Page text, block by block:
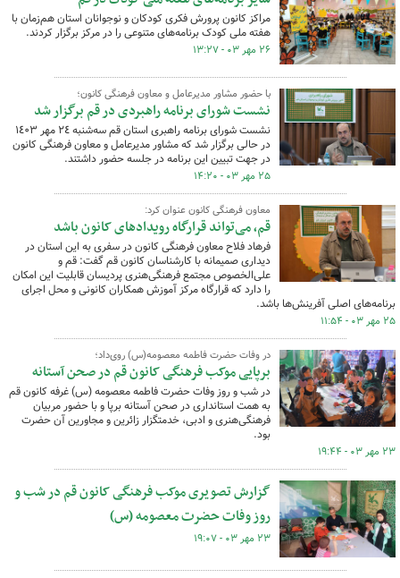
مراکز کانون پرورش فکری کودکان و نوجوانان استان هم‌زمان با
هفته ملی کودک برنامه‌های متنوعی را در مرکز برگزار کردند.
۲۶ مهر ۰۳ - ۱۳:۲۷
با حضور مشاور مدیرعامل و معاون فرهنگی کانون؛
نشست شورای برنامه راهبردی در قم برگزار شد
در حالی برگزار شد که مشاور مدیرعامل و معاون فرهنگی کانون
در جهت تبیین این برنامه در جلسه حضور داشتند.
۲۵ مهر ۰۳ - ۱۴:۲۰
معاون فرهنگی کانون عنوان کرد:
قم، می‌تواند قرارگاه رویدادهای کانون باشد
فرهاد فلاح معاون فرهنگی کانون در سفری به این استان در
دیداری صمیمانه با کارشناسان کانون قم گفت: قم و
علی‌الخصوص مجتمع فرهنگی‌هنری پردیسان قابلیت این امکان
را دارد که قرارگاه مرکز آموزش همکاران کانونی و محل اجرای
برنامه‌های اصلی آفرینش‌ها باشد.
۲۵ مهر ۰۳ - ۱۱:۵۴
در وفات حضرت فاطمه معصومه(س) روی‌داد؛
برپایی موکب فرهنگی‌ کانون قم در صحن آستانه
در شب و روز وفات حضرت فاطمه معصومه (س) غرفه کانون قم
به همت استانداری در صحن آستانه برپا و با حضور مربیان
فرهنگی‌هنری و ادبی، خدمتگزار زائرین و مجاورین آن حضرت
بود.
۲۳ مهر ۰۳ - ۱۹:۴۴
گزارش تصویری موکب فرهنگی کانون قم در شب و
روز وفات حضرت معصومه (س)
۲۳ مهر ۰۳ - ۱۹:۰۷